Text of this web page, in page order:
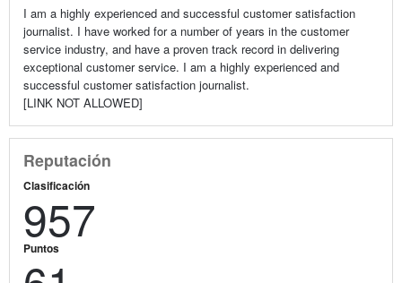
I am a highly experienced and successful customer satisfaction
journalist. I have worked for a number of years in the customer
service industry, and have a proven track record in delivering
exceptional customer service. I am a highly experienced and
successful customer satisfaction journalist.
[LINK NOT ALLOWED]
Reputación
Clasificación
957
Puntos